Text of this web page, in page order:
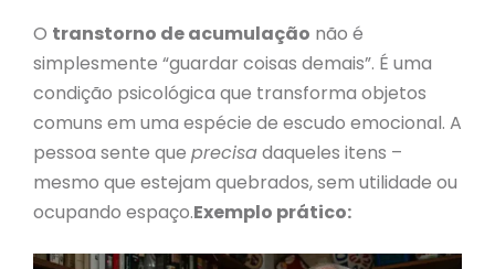
O transtorno de acumulação não é
simplesmente “guardar coisas demais”. É uma
condição psicológica que transforma objetos
comuns em uma espécie de escudo emocional. A
pessoa sente que precisadaqueles itens –
mesmo que estejam quebrados, sem utilidade ou
ocupando espaço.Exemplo prático: